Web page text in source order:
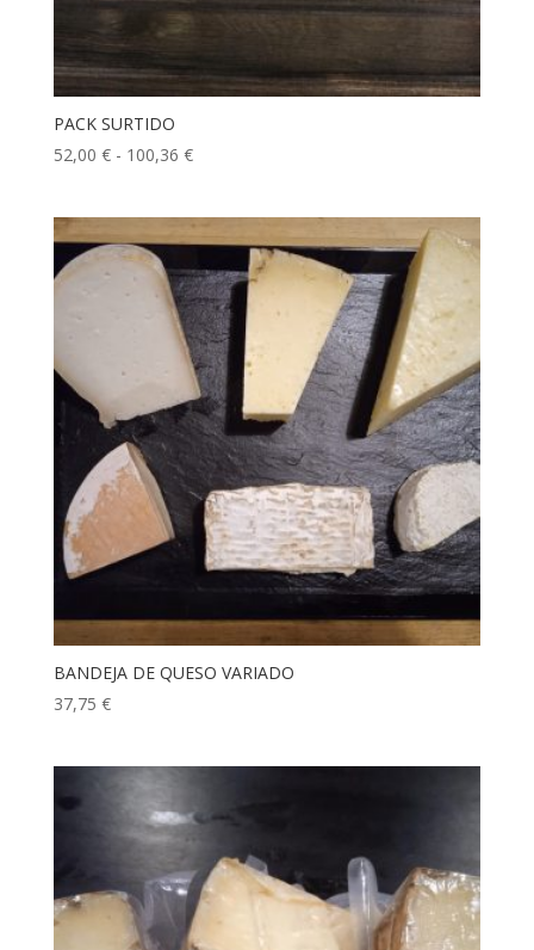
PACK SURTIDO
52,00 € - 100,36 €Rango
52,00 €
hasta
100,36 €
BANDEJA DE QUESO VARIADO
37,75 €